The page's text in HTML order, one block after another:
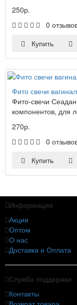
250р.
0
Купить
Фито свечи
Фито-свечи
компонентов, для
270р.
0
Купить
Информация
Акции
Оптом
О нас
Доставка и Оплата
Служба поддержки
Контакты